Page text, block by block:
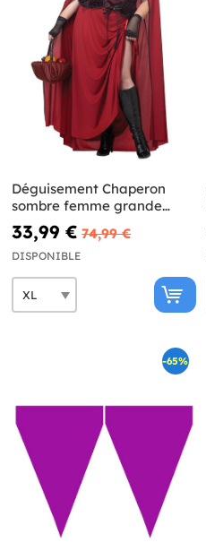
Déguisement Chaperon
sombre femme grande
taille
33,99 € 74,99 €
DISPONIBLE
-65%